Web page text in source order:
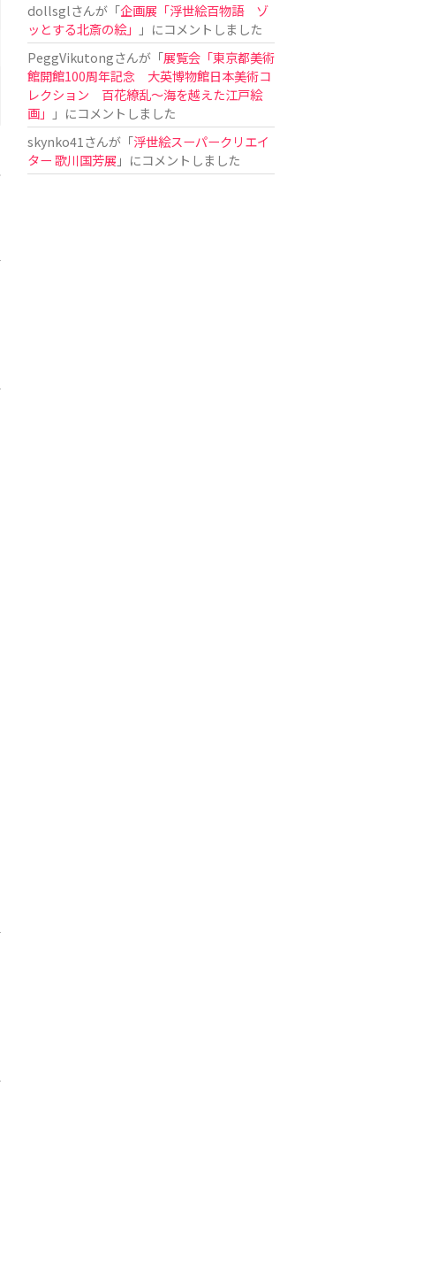
dollsglさんが「企画展「浮世絵百物語 ゾ
ッとする北斎の絵」
」にコメントしました
PeggVikutongさんが「展覧会「東京都美術
館開館100周年記念 大英博物館日本美術コ
レクション 百花繚乱〜海を越えた江戸絵
画」
」にコメントしました
skynko41 さんが「浮世絵スーパークリエイ
ター 歌川国芳展 」にコメントしました